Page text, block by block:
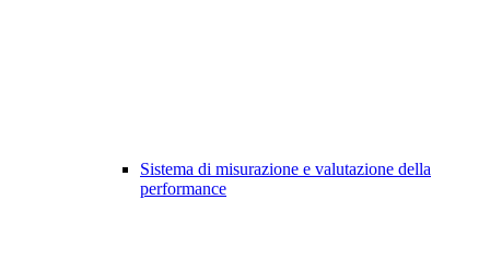
Sistema di misurazione e valutazione della
performance